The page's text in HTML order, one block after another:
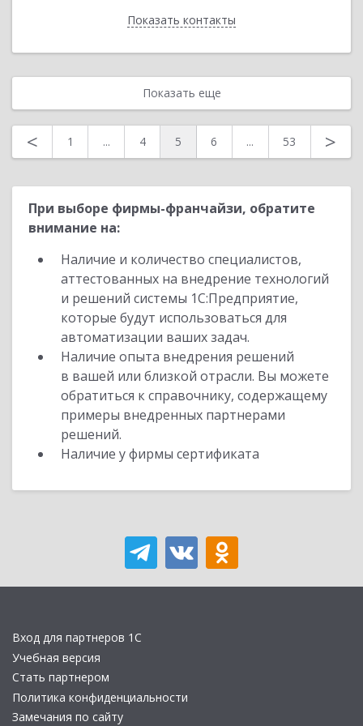
Показать контакты
Назад
Показать еще
< 1 ... 4 5 6 ... 53 >
При выборе фирмы-франчайзи, обратите
внимание на:
Наличие и количество специалистов,
аттестованных на внедрение технологий
и решений системы 1С:Предприятие,
которые будут использоваться для
автоматизации ваших задач.
Наличие опыта внедрения решений
в вашей или близкой отрасли. Вы можете
обратиться к справочнику, содержащему
примеры внедренных партнерами
решений.
Наличие у фирмы сертификата
Вход для партнеров 1С
Учебная версия
Стать партнером
Политика конфиденциальности
Замечания по сайту